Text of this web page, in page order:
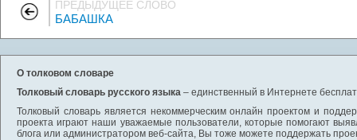
ПРЕДЫДУЩЕЕ СЛОВО
БАБАШКА
О толковом словаре
Толковый словарь русского языка – единственный в Интернете
Толковый словарь является некоммерческим онлайн проектом и
проекта играют наши уважаемые пользователи, которые помогают
блога или администратором веб-сайта, Вы тоже можете поддержать